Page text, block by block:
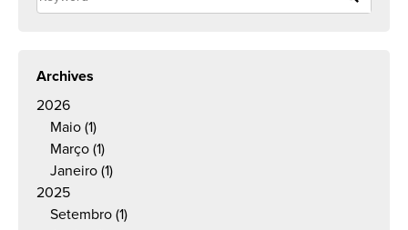
Archives
2026
Maio (1)
Março (1)
Janeiro (1)
2025
Setembro (1)